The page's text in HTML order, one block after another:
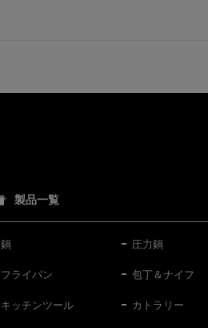
製品一覧
鍋
フライパン
キッチンツール
圧力鍋
包丁＆ナイフ
カトラリー